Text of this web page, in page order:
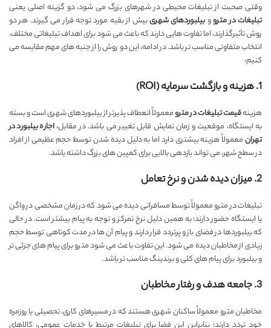
وقتی صحبت از تبلیغات محیطی در شهرهای بزرگ می شود، دو گزینه اصلی یعنی
تبلیغات در مترووبیلبوردهای شهریبیش از بقیه مورد توجه قرار می گیرند. هر دو
روش تأثیرگذارند، اما تفاوت هایی دارند که باعث می شود برای اهداف تبلیغاتی مختلف،
انتخاب متفاوتی مناسب تر باشد. در ادامه، این دو روش را از جنبه های مهم مقایسه می
کنیم:
1. هزینه و بازگشت سرمایه (ROI)
هزینهقیمت تبلیغات در مترومعمولاً انعطاف پذیرتر از بیلبوردهای شهری است و بسته
به ایستگاه، موقعیت و زمان نمایش قابل تغییر می باشد. در مقابل،اجاره بیلبورد در
تهرانمعمولاً هزینه بیشتری دارد اما به دلیل دیده شدن توسط حجم عظیمی از افراد
در سطح شهر، می تواند بازدهی بالایی برای کمپین های بزرگ داشته باشد.
2. میزان دیده شدن و نرخ تعامل
تبلیغات در مترو معمولاً توسط مسافرانی دیده می شود که در زمان مشخصی در واگن
یا ایستگاه حضور دارند؛ به همین دلیل نرخ تمرکز و توجه به پیام بیشتر است. در حالی
که بیلبوردها در فضای باز و پرتردد قرار دارند و پیام آن ها در مدت کوتاهی توسط حجم
زیادی از مخاطبان دیده می شود. این تفاوت باعث می شود مترو برای پیام های جزئی تر
و بیلبورد برای پیام های کلی و برندینگ مناسب تر باشد.
3. جامعه هدف و رفتار مخاطبان
مخاطبان مترو معمولاً ساکنان شهری هستند که در مسیرهای کاری، تحصیلی یا روزمره
خود تردد دارند؛ بنابراین این فضا برای تبلیغات مرتبط با خدمات عمومی، کالاهای